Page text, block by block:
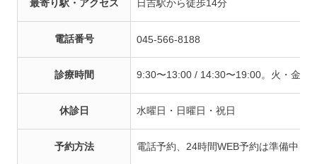
最寄り駅・アクセス 日吉駅から徒歩14分
電話番号 045-566-8188
診療時間 9:30〜13:00 / 14:30〜19:00。火・金午
休診日 水曜日・日曜日・祝日
予約方法 電話予約、24時間WEB予約は準備中